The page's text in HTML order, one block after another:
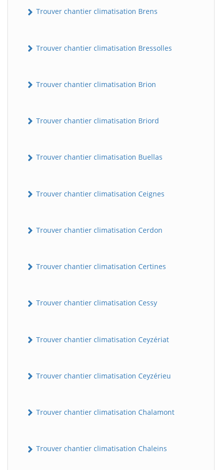
Trouver chantier climatisation Brens
Trouver chantier climatisation Bressolles
Trouver chantier climatisation Brion
Trouver chantier climatisation Briord
Trouver chantier climatisation Buellas
Trouver chantier climatisation Ceignes
Trouver chantier climatisation Cerdon
Trouver chantier climatisation Certines
Trouver chantier climatisation Cessy
Trouver chantier climatisation Ceyzériat
Trouver chantier climatisation Ceyzérieu
Trouver chantier climatisation Chalamont
Trouver chantier climatisation Chaleins